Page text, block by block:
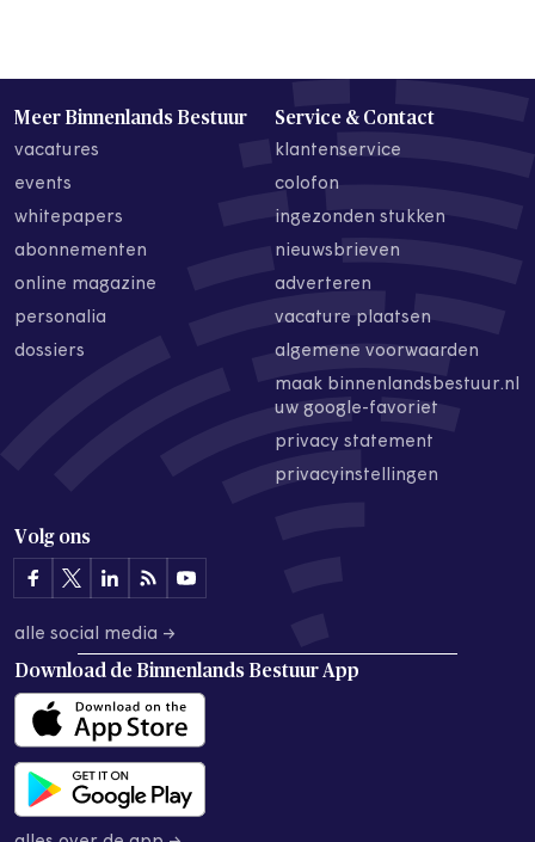
Meer Binnenlands Bestuur
vacatures
events
whitepapers
abonnementen
online magazine
personalia
dossiers
Service & Contact
klantenservice
colofon
ingezonden stukken
nieuwsbrieven
adverteren
vacature plaatsen
algemene voorwaarden
maak binnenlandsbestuur.nl
uw google-favoriet
privacy statement
privacyinstellingen
Volg ons
alle social media →
Download de Binnenlands Bestuur App